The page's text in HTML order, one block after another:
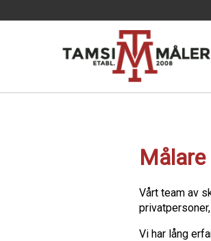
Vårt team av
Vi har lång